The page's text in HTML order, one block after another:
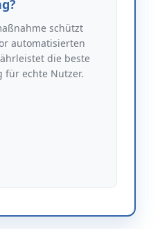
schützt
automatisierten
die beste
für echte Nutzer.